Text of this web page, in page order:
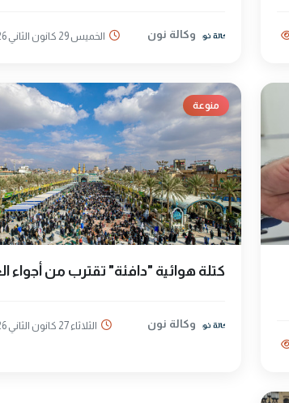
وكالة نون الخميس 29 كانون الثاني 2026
منوعة
كتلة هوائية "دافئة" تقترب من أجواء
وكالة نون الثلاثاء 27 كانون الثاني 2026